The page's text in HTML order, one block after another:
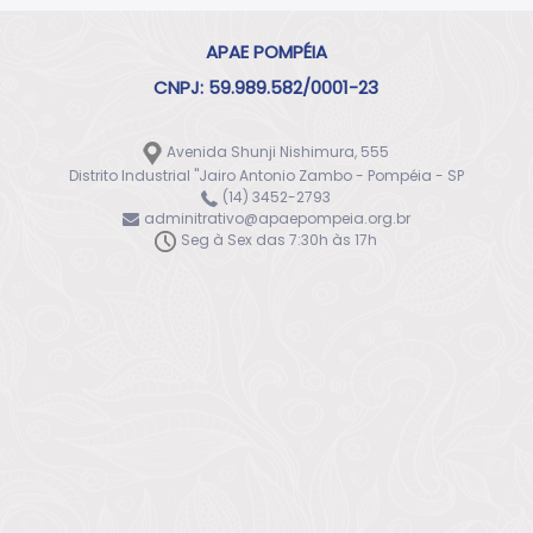
APAE POMPÉIA
CNPJ: 59.989.582/0001-23
Avenida Shunji Nishimura, 555
Distrito Industrial "Jairo Antonio Zambo - Pompéia - SP
(14) 3452-2793
adminitrativo@apaepompeia.org.br
Seg à Sex das 7:30h às 17h